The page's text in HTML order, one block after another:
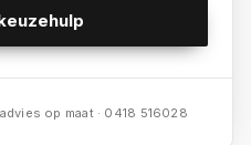
op maat · 0418 516028